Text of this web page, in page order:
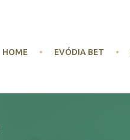
HOME EVÓDIA BET